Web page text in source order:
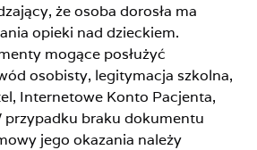
że osoba dorosła ma
opieki nad dzieckiem.
mogące posłużyć
osobisty, legitymacja szkolna,
Internetowe Konto Pacjenta,
przypadku braku dokumentu
jego okazania należy